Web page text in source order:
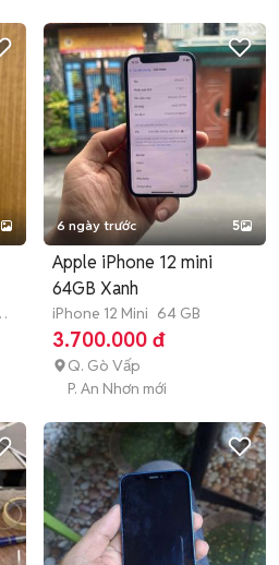
6 ngày trước 5
Apple iPhone 12 mini
64GB Xanh
iPhone 12 Mini 64 GB
3.700.000 đ
Q. Gò Vấp
P. An Nhơn mới